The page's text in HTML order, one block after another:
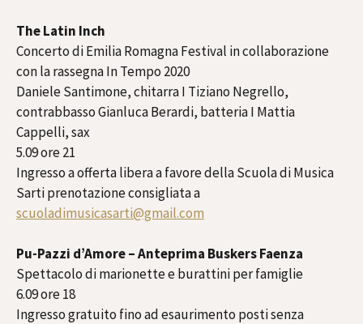
The Latin Inch
Concerto di Emilia Romagna Festival in collaborazione
con la rassegna In Tempo 2020
Daniele Santimone, chitarra I Tiziano Negrello,
contrabbasso Gianluca Berardi, batteria I Mattia
Cappelli, sax
5.09 ore 21
Ingresso a offerta libera a favore della Scuola di Musica
Sarti prenotazione consigliata a
scuoladimusicasarti@gmail.com
Pu-Pazzi d’Amore – Anteprima Buskers Faenza
Spettacolo di marionette e burattini per famiglie
6.09 ore 18
Ingresso gratuito fino ad esaurimento posti senza